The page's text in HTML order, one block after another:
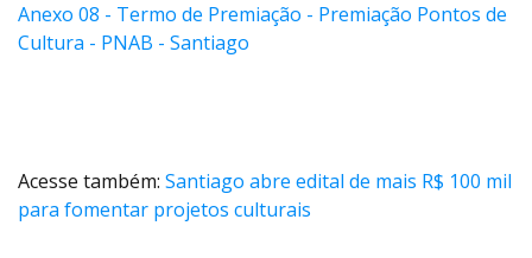
Anexo 08 - Termo de Premiação - Premiação Pontos de
Cultura - PNAB - Santiago
Acesse também: Santiago abre edital de mais R$ 100 mil
para fomentar projetos culturais